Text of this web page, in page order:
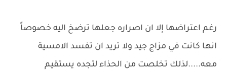
رغم اعتراضها إلا ان اصراره جعلها ترضخ اليه خصوصاً
انها كانت في مزاج جيد ولا تريد ان تفسد الامسية
معه.....لذلك تخلصت من الحذاء لتجده يستقيم